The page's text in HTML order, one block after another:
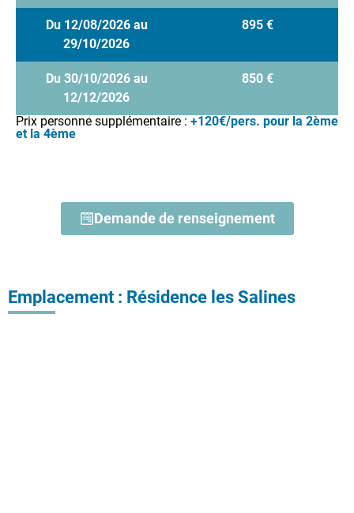
Du 12/08/2026 au
29/10/2026
895 €
Du 30/10/2026 au
12/12/2026
850 €
Prix personne supplémentaire : +120€/pers. pour la 2ème
et la 4ème
Demande de renseignement
Emplacement : Résidence les Salines